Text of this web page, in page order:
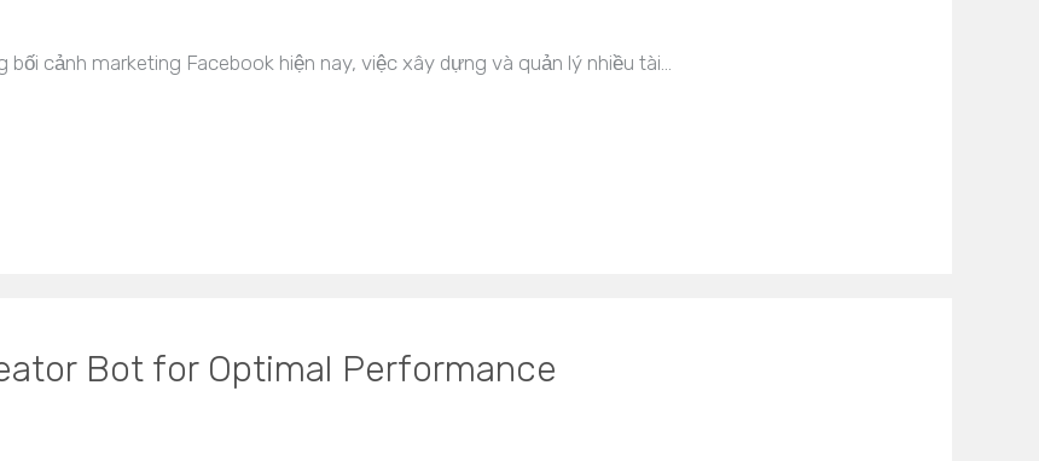
cảnh marketing Facebook hiện nay, việc xây dựng và quản lý nhiều tài…
Bot for Optimal Performance